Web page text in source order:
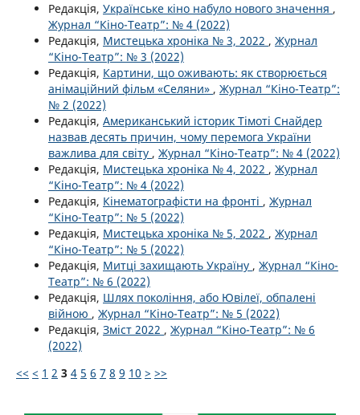
Редакція, Українське кіно набуло нового значення ,
Журнал “Кіно-Театр”: № 4 (2022)
Редакція, Мистецька хроніка № 3, 2022 , Журнал
“Кіно-Театр”: № 3 (2022)
Редакція, Картини, що оживають: як створюється
анімаційний фільм «Селяни» , Журнал “Кіно-Театр”:
№ 2 (2022)
Редакція, Американський історик Тімоті Снайдер
назвав десять причин, чому перемога України
важлива для світу , Журнал “Кіно-Театр”: № 4 (2022)
Редакція, Мистецька хроніка № 4, 2022 , Журнал
“Кіно-Театр”: № 4 (2022)
Редакція, Кінематографісти на фронті , Журнал
“Кіно-Театр”: № 5 (2022)
Редакція, Мистецька хроніка № 5, 2022 , Журнал
“Кіно-Театр”: № 5 (2022)
Редакція, Митці захищають Україну , Журнал “Кіно-
Театр”: № 6 (2022)
Редакція, Шлях покоління, або Ювілеї, обпалені
війною , Журнал “Кіно-Театр”: № 5 (2022)
Редакція, Зміст 2022 , Журнал “Кіно-Театр”: № 6
(2022)
<< < 1 2 3 4 5 6 7 8 9 10 > >>